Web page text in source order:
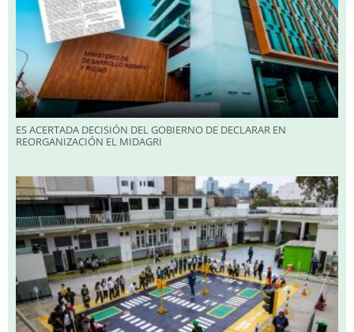
ES ACERTADA DECISIÓN DEL GOBIERNO DE DECLARAR EN
REORGANIZACIÓN EL MIDAGRI